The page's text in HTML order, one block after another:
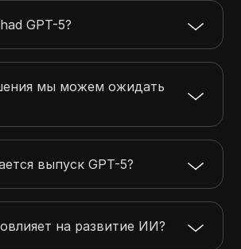
GPT-5?
мы можем ожидать
выпуск GPT-5?
на развитие ИИ?